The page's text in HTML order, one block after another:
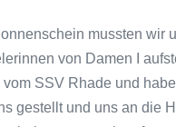
mussten wir
von Damen I
SSV Rhade und
gestellt und uns an die